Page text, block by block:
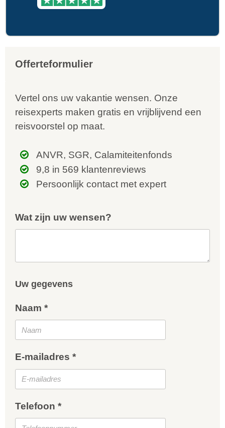
Offerteformulier
Vertel ons uw vakantie wensen. Onze
reisexperts maken gratis en vrijblijvend een
reisvoorstel op maat.
ANVR, SGR, Calamiteitenfonds
9,8 in 569 klantenreviews
Persoonlijk contact met expert
Wat zijn uw wensen?
Uw gegevens
Naam *
E-mailadres *
Telefoon *